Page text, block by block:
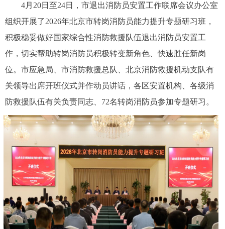
4月20日至24日，市退出消防员安置工作联席会议办公室
组织开展了2026年北京市转岗消防员能力提升专题研习班，
积极稳妥做好国家综合性消防救援队伍退出消防员安置工
作，切实帮助转岗消防员积极转变新角色、快速胜任新岗
位。市应急局、市消防救援总队、北京消防救援机动支队有
关领导出席开班仪式并作动员讲话，各区安置机构、各级消
防救援队伍有关负责同志、72名转岗消防员参加专题研习。